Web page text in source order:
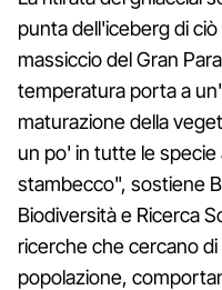
punta dell'iceberg di
massiccio del Gran
temperatura porta a
maturazione della
un po' in tutte le specie
stambecco", sostiene
Biodiversità e Ricerca
ricerche che cercano
popolazione,